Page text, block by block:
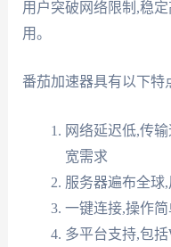
用户突破网络限制,稳
用。
番茄加速器具有以下特
网络延迟低,传
宽需求
服务器遍布全球
一键连接,操作
多平台支持,包括